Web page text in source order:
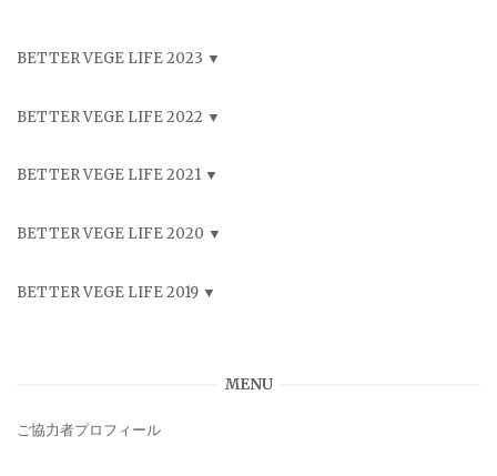
BETTER VEGE LIFE 2023
BETTER VEGE LIFE 2022
BETTER VEGE LIFE 2021
BETTER VEGE LIFE 2020
BETTER VEGE LIFE 2019
MENU
ご協力者プロフィール